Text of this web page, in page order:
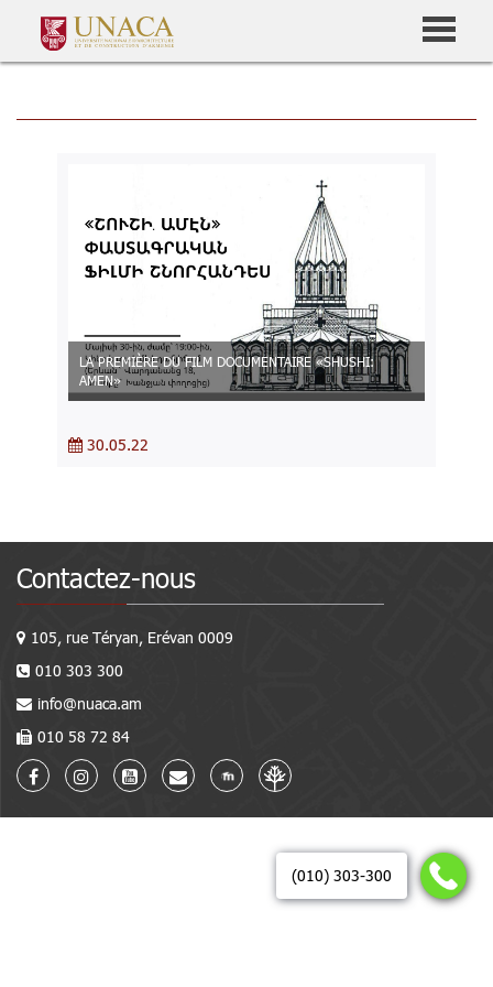
(010) 303-300
LA PREMIÈRE DU FILM DOCUMENTAIRE «SHUSHI:
AMEN»
30.05.22
Contactez-nous
105, rue Téryan, Erévan 0009
010 303 300
info@nuaca.am
010 58 72 84